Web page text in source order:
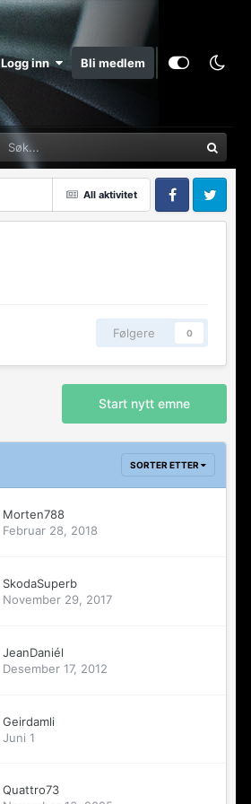
Logg inn Bli medlem
All aktivitet
FacebookTwitter
Følgere 0
Start nytt emne
SORTER ETTER
Morten788
Februar 28, 2018
SkodaSuperb
November 29, 2017
JeanDaniél
Desember 17, 2012
Geirdamli
Juni 1
Quattro73